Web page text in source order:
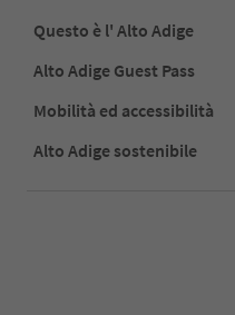
Questo è l' Alto Adige
Alto Adige Guest Pass
Mobilità ed accessibilità
Alto Adige sostenibile